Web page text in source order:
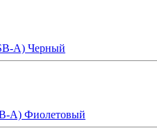
A) Черный
A) Фиолетовый